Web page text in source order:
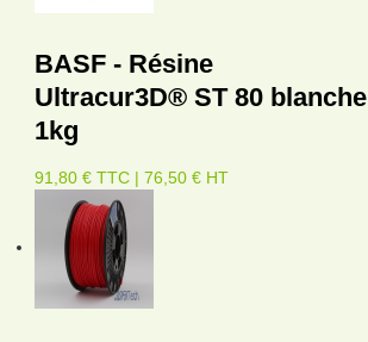
BASF - Résine
Ultracur3D® ST 80 blanche
1kg
91,80 € TTC | 76,50 € HT